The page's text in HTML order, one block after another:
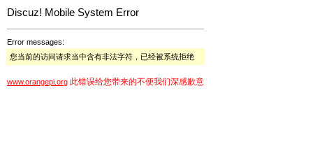
Discuz! Mobile System Error
Error messages:
您当前的访问请求当中含有非法字符，已经被系统拒绝
www.orangepi.org 此错误给您带来的不便我们深感歉意